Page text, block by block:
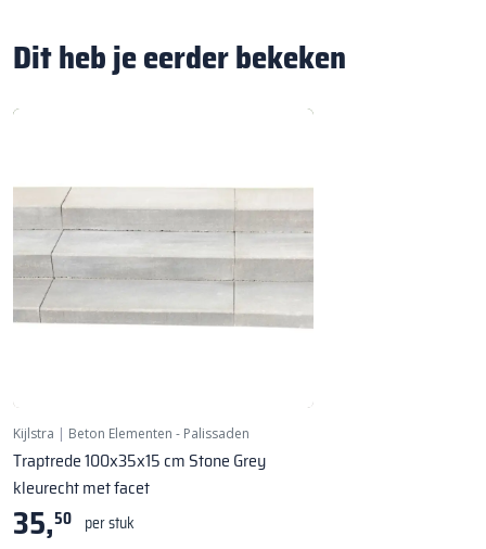
Dit heb je eerder bekeken
Kijlstra | Beton Elementen - Palissaden
Traptrede 100x35x15 cm Stone Grey
kleurecht met facet
35,50 per stuk